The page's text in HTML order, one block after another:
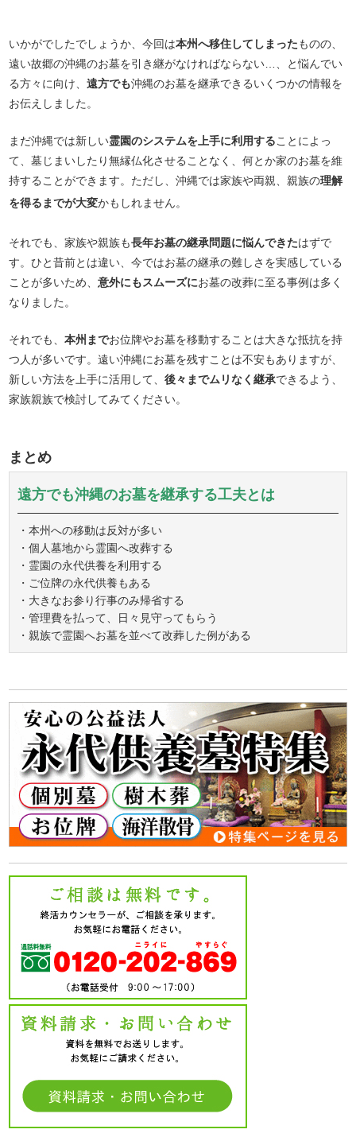
いかがでしたでしょうか、今回は本州へ移住してしまったものの、
遠い故郷の沖縄のお墓を引き継がなければならない…、と悩んでい
る方々に向け、遠方でも沖縄のお墓を継承できるいくつかの情報を
お伝えしました。
まだ沖縄では新しい霊園のシステムを上手に利用することによっ
て、墓じまいしたり無縁仏化させることなく、何とか家のお墓を維
持することができます。ただし、沖縄では家族や両親、親族の理解
を得るまでが大変かもしれません。
それでも、家族や親族も長年お墓の継承問題に悩んできたはずで
す。ひと昔前とは違い、今ではお墓の継承の難しさを実感している
ことが多いため、意外にもスムーズにお墓の改葬に至る事例は多く
なりました。
それでも、本州までお位牌やお墓を移動することは大きな抵抗を持
つ人が多いです。遠い沖縄にお墓を残すことは不安もありますが、
新しい方法を上手に活用して、後々までムリなく継承できるよう、
家族親族で検討してみてください。
まとめ
遠方でも沖縄のお墓を継承する工夫とは
・本州への移動は反対が多い
・個人墓地から霊園へ改葬する
・霊園の永代供養を利用する
・ご位牌の永代供養もある
・大きなお参り行事のみ帰省する
・管理費を払って、日々見守ってもらう
・親族で霊園へお墓を並べて改葬した例がある